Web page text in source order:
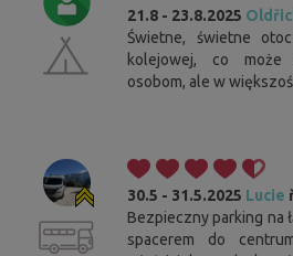
21.8 - 23.8.2025
Świetne, świetne
kolejowej, co może
osobom, ale w
30.5 - 31.5.2025 Lucie
Bezpieczny parking na
spacerem do